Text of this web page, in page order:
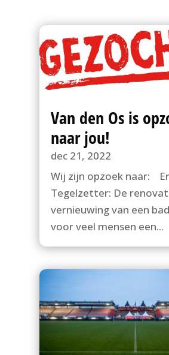
Van den Os is
naar jou!
dec 21, 2022
Wij zijn opzoek naar:
Tegelzetter: De
vernieuwing van een
voor veel mensen een...